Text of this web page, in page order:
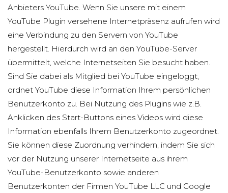
Anbieters YouTube. Wenn Sie unsere mit einem
YouTube Plugin versehene Internetpräsenz aufrufen wird
eine Verbindung zu den Servern von YouTube
hergestellt. Hierdurch wird an den YouTube-Server
übermittelt, welche Internetseiten Sie besucht haben.
Sind Sie dabei als Mitglied bei YouTube eingeloggt,
ordnet YouTube diese Information Ihrem persönlichen
Benutzerkonto zu. Bei Nutzung des Plugins wie z.B.
Anklicken des Start-Buttons eines Videos wird diese
Information ebenfalls Ihrem Benutzerkonto zugeordnet.
Sie können diese Zuordnung verhindern, indem Sie sich
vor der Nutzung unserer Internetseite aus ihrem
YouTube-Benutzerkonto sowie anderen
Benutzerkonten der Firmen YouTube LLC und Google